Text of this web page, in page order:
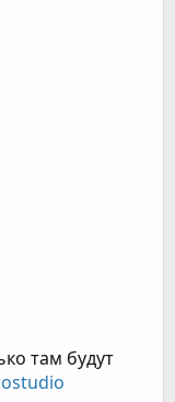
там будут